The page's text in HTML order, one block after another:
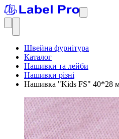
Швейна фурнітура
Каталог
Нашивки та лейби
Нашивки різні
Нашивка "Kids FS" 40*28